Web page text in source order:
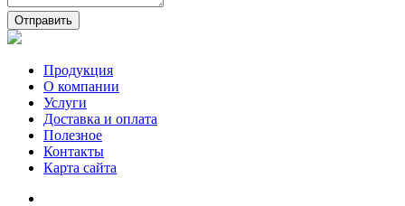
Отправить
Продукция
О компании
Услуги
Доставка и оплата
Полезное
Контакты
Карта сайта